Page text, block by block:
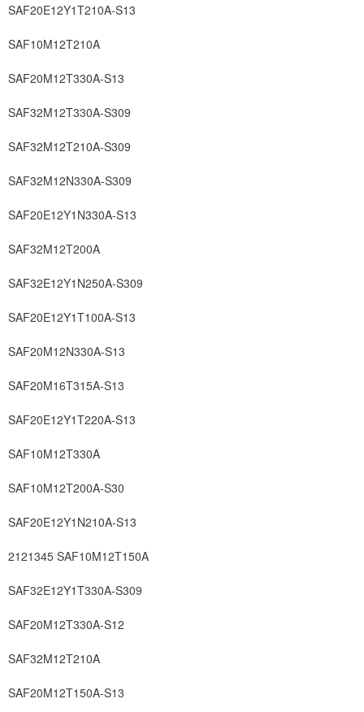
SAF20E12Y1T210A-S13
SAF10M12T210A
SAF20M12T330A-S13
SAF32M12T330A-S309
SAF32M12T210A-S309
SAF32M12N330A-S309
SAF20E12Y1N330A-S13
SAF32M12T200A
SAF32E12Y1N250A-S309
SAF20E12Y1T100A-S13
SAF20M12N330A-S13
SAF20M16T315A-S13
SAF20E12Y1T220A-S13
SAF10M12T330A
SAF10M12T200A-S30
SAF20E12Y1N210A-S13
2121345 SAF10M12T150A
SAF32E12Y1T330A-S309
SAF20M12T330A-S12
SAF32M12T210A
SAF20M12T150A-S13